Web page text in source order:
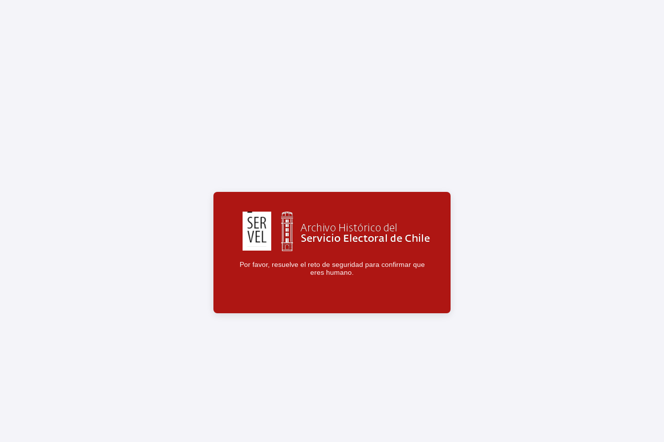
Por favor, resuelve el reto de seguridad para confirmar que
eres humano.